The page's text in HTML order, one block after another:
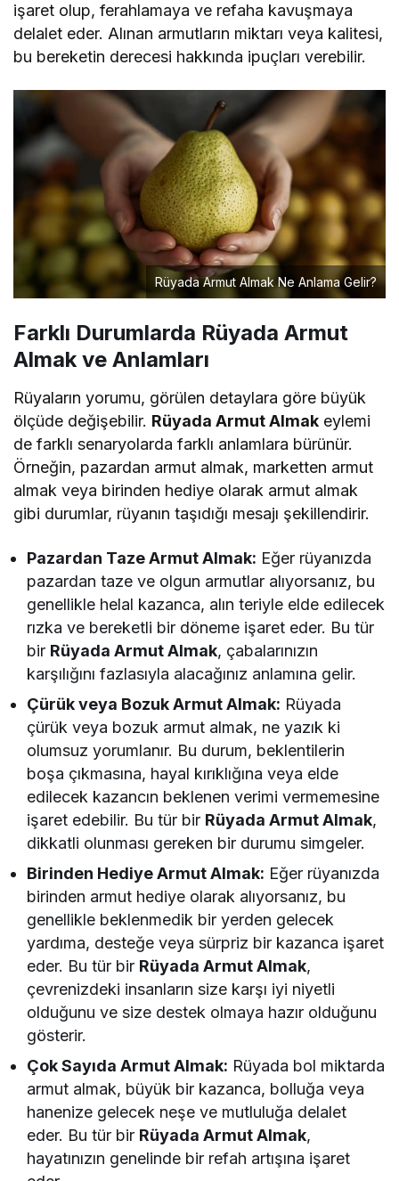
işaret olup, ferahlamaya ve refaha kavuşmaya
delalet eder. Alınan armutların miktarı veya kalitesi,
bu bereketin derecesi hakkında ipuçları verebilir.
Rüyada Armut Almak Ne Anlama Gelir?
Farklı Durumlarda Rüyada Armut
Almak ve Anlamları
Rüyaların yorumu, görülen detaylara göre büyük
ölçüde değişebilir. Rüyada Armut Almak eylemi
de farklı senaryolarda farklı anlamlara bürünür.
Örneğin, pazardan armut almak, marketten armut
almak veya birinden hediye olarak armut almak
gibi durumlar, rüyanın taşıdığı mesajı şekillendirir.
Pazardan Taze Armut Almak: Eğer rüyanızda
pazardan taze ve olgun armutlar alıyorsanız, bu
genellikle helal kazanca, alın teriyle elde edilecek
rızka ve bereketli bir döneme işaret eder. Bu tür
bir Rüyada Armut Almak, çabalarınızın
karşılığını fazlasıyla alacağınız anlamına gelir.
Çürük veya Bozuk Armut Almak: Rüyada
çürük veya bozuk armut almak, ne yazık ki
olumsuz yorumlanır. Bu durum, beklentilerin
boşa çıkmasına, hayal kırıklığına veya elde
edilecek kazancın beklenen verimi vermemesine
işaret edebilir. Bu tür bir Rüyada Armut Almak,
dikkatli olunması gereken bir durumu simgeler.
Birinden Hediye Armut Almak: Eğer rüyanızda
birinden armut hediye olarak alıyorsanız, bu
genellikle beklenmedik bir yerden gelecek
yardıma, desteğe veya sürpriz bir kazanca işaret
eder. Bu tür bir Rüyada Armut Almak,
çevrenizdeki insanların size karşı iyi niyetli
olduğunu ve size destek olmaya hazır olduğunu
gösterir.
Çok Sayıda Armut Almak: Rüyada bol miktarda
armut almak, büyük bir kazanca, bolluğa veya
hanenize gelecek neşe ve mutluluğa delalet
eder. Bu tür bir Rüyada Armut Almak,
hayatınızın genelinde bir refah artışına işaret